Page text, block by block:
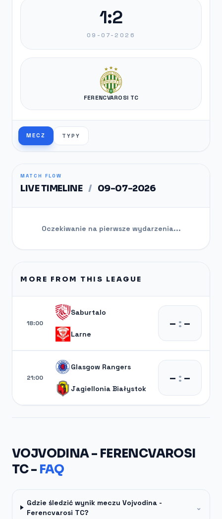
1:2
09-07-2026
FERENCVAROSI TC
MECZ TYPY
MATCH FLOW
LIVE TIMELINE / 09-07-2026
Oczekiwanie na pierwsze wydarzenia...
MORE FROM THIS LEAGUE
18:00
Saburtalo
Larne
– :–
21:00
Glasgow Rangers
Jagiellonia Białystok
– :–
VOJVODINA - FERENCVAROSI
TC - FAQ
Gdzie śledzić wynik meczu Vojvodina -
Ferencvarosi TC?
⌄